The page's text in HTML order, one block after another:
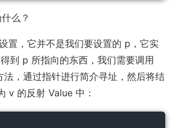
什么？
置，它并不是我们要设置的 p，它实
到 p 所指向的东西，我们需要调用
，通过指针进行简介寻址，然后将结
v 的反射 Value 中：